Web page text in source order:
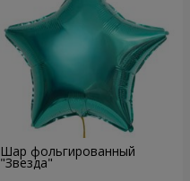
Шар фольгированный
"Звезда"